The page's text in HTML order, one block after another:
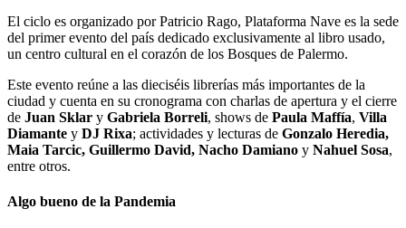
El ciclo es organizado por Patricio Rago, Plataforma Nave es la sede
del primer evento del país dedicado exclusivamente al libro usado,
un centro cultural en el corazón de los Bosques de Palermo.
Este evento reúne a las dieciséis librerías más importantes de la
ciudad y cuenta en su cronograma con charlas de apertura y el cierre
de Juan Sklar y Gabriela Borreli, shows de Paula Maffía, Villa
Diamante y DJ Rixa; actividades y lecturas de Gonzalo Heredia,
Maia Tarcic, Guillermo David, Nacho Damiano y Nahuel Sosa,
entre otros.
Algo bueno de la Pandemia